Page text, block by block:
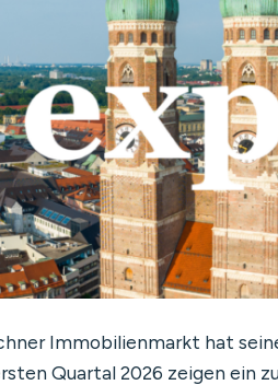
Immobilienmarkt hat
Quartal 2026 zeigen ein